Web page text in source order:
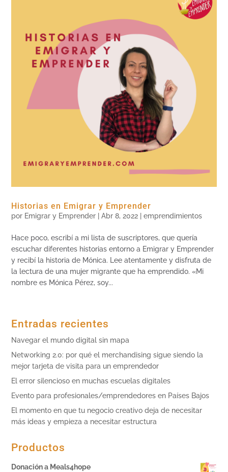
Historias en Emigrar y Emprender
por Emigrar y Emprender |Abr 8, 2022 |emprendimientos
Hace poco, escribí a mi lista de suscriptores, que quería
escuchar diferentes historias entorno a Emigrar y Emprender
y recibí la historia de Mónica. Lee atentamente y disfruta de
la lectura de una mujer migrante que ha emprendido. «Mi
nombre es Mónica Pérez, soy...
Entradas recientes
Navegar el mundo digital sin mapa
Networking 2.0: por qué el merchandising sigue siendo la
mejor tarjeta de visita para un emprendedor
El error silencioso en muchas escuelas digitales
Evento para profesionales/emprendedores en Países Bajos
El momento en que tu negocio creativo deja de necesitar
más ideas y empieza a necesitar estructura
Productos
Donación a Meals4hope